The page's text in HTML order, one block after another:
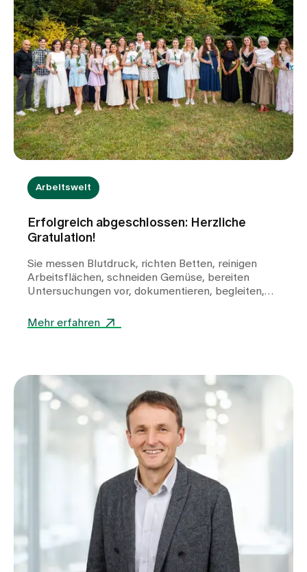
Arbeitswelt
Erfolgreich abgeschlossen: Herzliche
Gratulation!
Sie messen Blutdruck, richten Betten, reinigen
Arbeitsflächen, schneiden Gemüse, bereiten
Untersuchungen vor, dokumentieren, begleiten,
Gesundheitswelt Zollikerberg mit.
Mehr erfahren